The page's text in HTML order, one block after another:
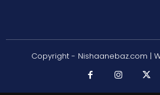
Copyright - Nishaanebaz.com |